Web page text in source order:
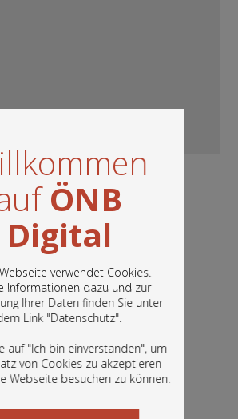
ÖNB
Digital
verwendet Cookies.
Informationen dazu und zur
Ihrer Daten finden Sie unter
Link "Datenschutz".
auf "Ich bin einverstanden", um
von Cookies zu akzeptieren
Webseite besuchen zu können.
Portal finden Sie die digitalen
der Österreichischen
Bücher, Fotografien,
und vieles mehr.